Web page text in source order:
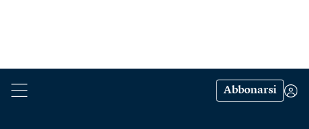
Abbonarsi